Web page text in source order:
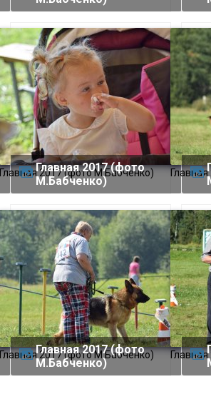
Главная 2017 (фото М.Бабченко)
Главная 2017 (фото
М.Бабченко)
Главная 2017 (фото
Главная 2017 (фото М.Бабченко)
Главная 2017 (фото
М.Бабченко)
Главная 2017 (фото